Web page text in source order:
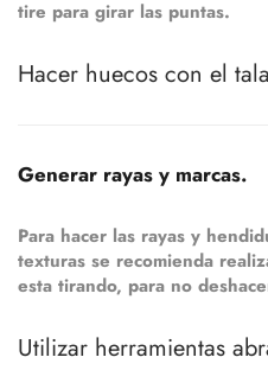
tire para girar las puntas.
Hacer huecos con el
Generar rayas y marcas.
Para hacer las rayas y
texturas se recomienda
esta tirando, para no
Utilizar herramientas